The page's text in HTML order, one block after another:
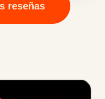
reseñas